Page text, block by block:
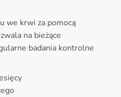
we krwi za pomocą
na bieżące
badania kontrolne